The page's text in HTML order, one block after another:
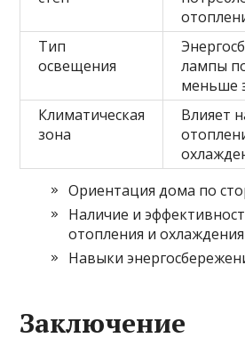
Тип
освещения
лампы
меньше
Климатическая
зона
Влияет
Ориентация дома по
Наличие и
отопления и охлаждения
Навыки
Заключение